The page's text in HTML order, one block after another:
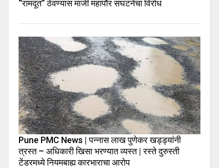
“रामदूत” ठेवण्यास माजी महापौर संघटनेचा विरोध
Pune PMC News | पन्नास लाख पुणेकर खड्ड्यांनी
त्रस्त – अधिकारी खिसा भरण्यात व्यस्त | रस्ते दुरुस्ती
टेंडरमध्ये नियमबाह्य कारभाराचा आरोप